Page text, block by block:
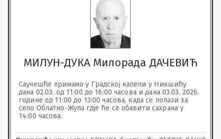
МИЛУН-ДУКА Милорада ДАЧЕВИЋ
Саучешће примамо у Градској капели у Никшићу
дана 02.03. од 11:00 до 16:00 часова и дана 03.03. 2026.
године од 11:00 до 13:00 часова, када се полази за
село Облатно-Жупа гдје ће се обавити сахрана у
14:00 часова.